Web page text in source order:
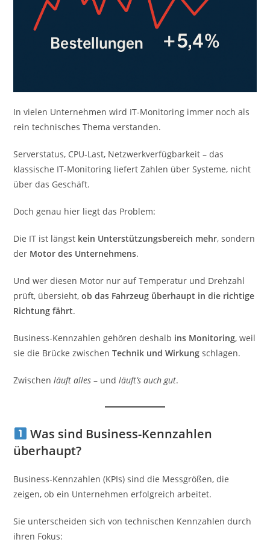
In vielen Unternehmen wird IT-Monitoring immer noch als
rein technisches Thema verstanden.
Serverstatus, CPU-Last, Netzwerkverfügbarkeit – das
klassische IT-Monitoring liefert Zahlen über Systeme, nicht
über das Geschäft.
Doch genau hier liegt das Problem:
Die IT ist längst kein Unterstützungsbereich mehr, sondern
der Motor des Unternehmens.
Und wer diesen Motor nur auf Temperatur und Drehzahl
prüft, übersieht,ob das Fahrzeug überhaupt in die richtige
Richtung fährt.
Business-Kennzahlen gehören deshalb ins Monitoring, weil
sie die Brücke zwischenTechnik und Wirkung schlagen.
Zwischenläuft alles – undläuft’s auch gut.
Was sind Business-Kennzahlen
überhaupt?
Business-Kennzahlen (KPIs) sind die Messgrößen, die
zeigen, ob ein Unternehmen erfolgreich arbeitet.
Sie unterscheiden sich von technischen Kennzahlen durch
ihren Fokus: